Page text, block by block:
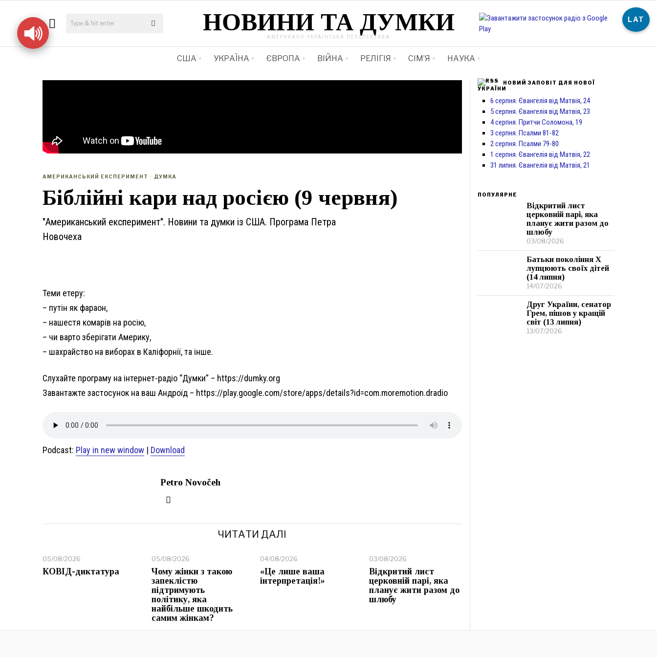
НОВИНИ ТА ДУМКИ
АМЕРИКАНО-УКРАЇНСЬКА ПЕРСПЕКТИВА
США УКРАЇНА ЄВРОПА ВІЙНА РЕЛІГІЯ СІМ’Я НАУКА
АМЕРИКАНСЬКИЙ ЕКСПЕРИМЕНТ · ДУМКА
Біблійні кари над росією (9 червня)
"Американський експеримент". Новини та думки із США. Програма Петра
Новочеха
Теми етеру:
– путін як фараон,
– нашестя комарів на росію,
– чи варто зберігати Америку,
– шахрайство на виборах в Каліфорнії, та інше.
Слухайте програму на інтернет-радіо “Думки” – https://dumky.org
Завантажте застосунок на ваш Андроїд – https://play.google.com/store/apps/details?id=com.moremotion.dradio
Podcast: Play in new window | Download
Petro Novočeh
ЧИТАТИ ДАЛІ
05/08/2026
КОВІД-диктатура
05/08/2026
Чому жінки з такою
запеклістю
підтримують
політику, яка
найбільше шкодить
самим жінкам?
04/08/2026
«Це лише ваша
інтерпретація!»
03/08/2026
Відкритий лист
церковній парі, яка
планує жити разом до
шлюбу
НОВИЙ ЗАПОВІТ ДЛЯ НОВОЇ
УКРАЇНИ
6 серпня. Євангелія від Матвія, 24
5 серпня. Євангелія від Матвія, 23
4 серпня. Притчи Соломона, 19
3 серпня. Псалми 81-82
2 серпня. Псалми 79-80
1 серпня. Євангелія від Матвія, 22
31 липня. Євангелія від Матвія, 21
ПОПУЛЯРНЕ
Відкритий лист
церковній парі, яка
планує жити разом до
шлюбу
03/08/2026
Батьки покоління Х
лупцюють своїх дітей
(14 липня)
14/07/2026
Друг України, сенатор
Грем, пішов у кращій
світ (13 липня)
13/07/2026
LAT